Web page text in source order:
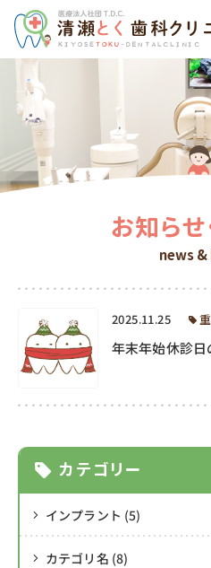
当院の特
当院に
よくある
症
news &
時間外
お知らせ
news
2025.11.25
年末年始休診日
カテゴリー
インプラント (5)
カテゴリ名 (8)